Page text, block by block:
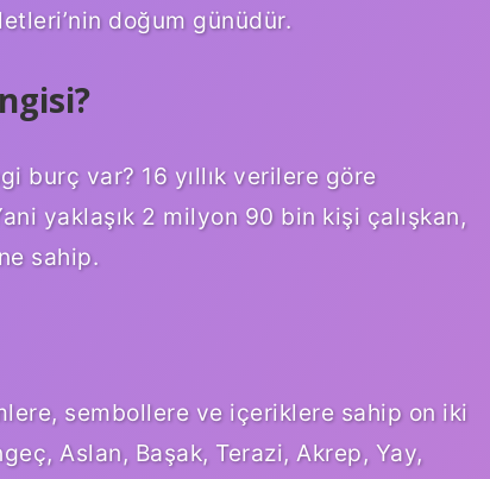
doğum günüdür.
burç var? 16 yıllık verilere göre
yaklaşık 2 milyon 90 bin kişi çalışkan,
sahip.
sembollere ve içeriklere sahip on iki
Aslan, Başak, Terazi, Akrep, Yay,